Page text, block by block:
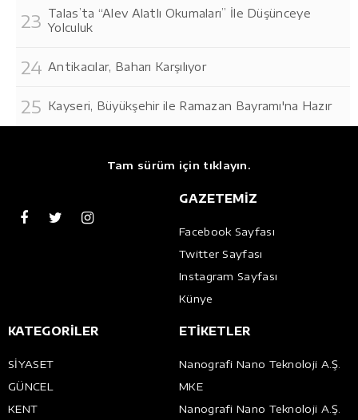
Talas’ta “Alev Alatlı Okumaları” İle Düşünceye
Yolculuk
Antikacılar, Baharı Karşılıyor
Kayseri, Büyükşehir ile Ramazan Bayramı'na Hazır
Tam sürüm için tıklayın.
GAZETEMİZ
Facebook Sayfası
Twitter Sayfası
Instagram Sayfası
Künye
KATEGORİLER
SİYASET
GÜNCEL
KENT
ETİKETLER
Nanografi Nano Teknoloji A.Ş.
MKE
Nanografi Nano Teknoloji A.Ş.